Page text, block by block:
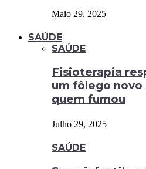
Maio 29, 2025
SAÚDE
SAÚDE
Fisioterapia
um fôlego novo
quem fumou
Julho 29, 2025
SAÚDE